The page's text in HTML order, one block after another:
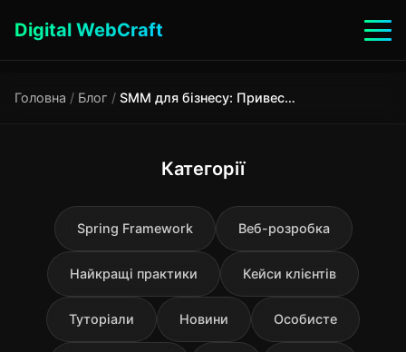
Digital WebCraft
Головна / Блог / SMM для бізнесу: Привести клієнтів з Instagram та TikTok
Категорії
Spring Framework Веб-розробка
Найкращі практики Кейси клієнтів
Туторіали Новини Особисте